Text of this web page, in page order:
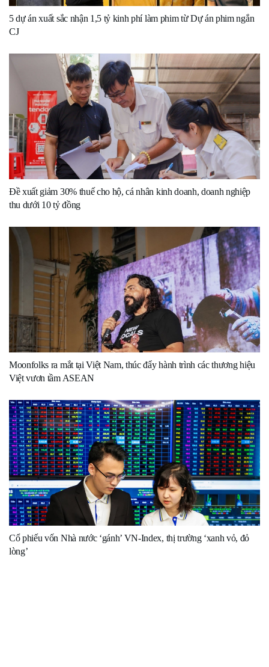
5 dự án xuất sắc nhận 1,5 tỷ kinh phí làm phim từ Dự án phim ngắn
CJ
Đề xuất giảm 30% thuế cho hộ, cá nhân kinh doanh, doanh nghiệp
thu dưới 10 tỷ đồng
Moonfolks ra mắt tại Việt Nam, thúc đẩy hành trình các thương hiệu
Việt vươn tầm ASEAN
Cổ phiếu vốn Nhà nước ‘gánh’ VN-Index, thị trường ‘xanh vỏ, đỏ
lòng’